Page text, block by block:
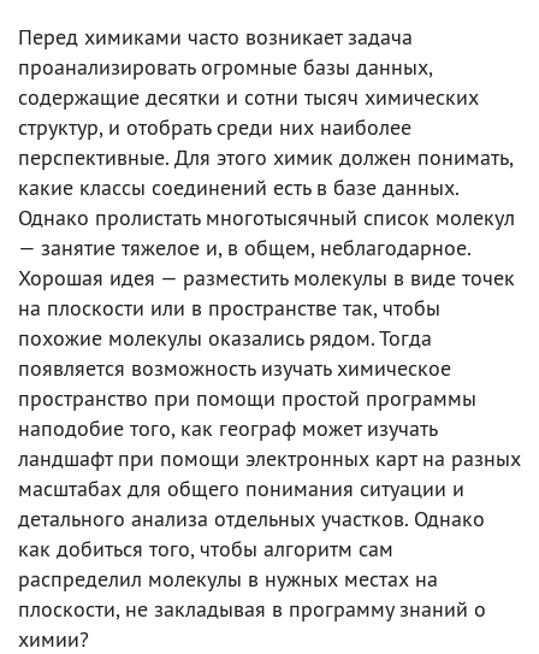
Перед химиками часто возникает задача
проанализировать огромные базы данных,
содержащие десятки и сотни тысяч химических
структур, и отобрать среди них наиболее
перспективные. Для этого химик должен понимать,
какие классы соединений есть в базе данных.
Однако пролистать многотысячный список молекул
— занятие тяжелое и, в общем, неблагодарное.
Хорошая идея — разместить молекулы в виде точек
на плоскости или в пространстве так, чтобы
похожие молекулы оказались рядом. Тогда
появляется возможность изучать химическое
пространство при помощи простой программы
наподобие того, как географ может изучать
ландшафт при помощи электронных карт на разных
масштабах для общего понимания ситуации и
детального анализа отдельных участков. Однако
как добиться того, чтобы алгоритм сам
распределил молекулы в нужных местах на
плоскости, не закладывая в программу знаний о
химии?